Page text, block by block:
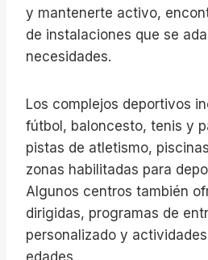
y mantenerte activo,
de instalaciones que se
necesidades.
Los complejos deportivos
fútbol, baloncesto, tenis y
pistas de atletismo,
zonas habilitadas para
Algunos centros también
dirigidas, programas de
personalizado y
edades.